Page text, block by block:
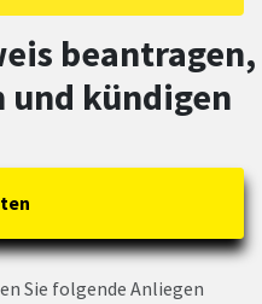
beantragen,
kündigen
Sie folgende Anliegen